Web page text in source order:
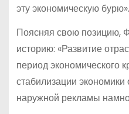
эту экономическую бурю».
Поясняя свою позицию,
историю: «Развитие
период экономического
стабилизации
наружной рекламы